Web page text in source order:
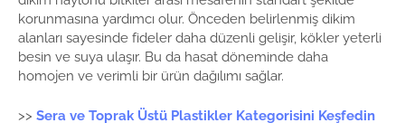
korunmasına yardımcı olur. Önceden belirlenmiş dikim
alanları sayesinde fideler daha düzenli gelişir, kökler yeterli
besin ve suya ulaşır. Bu da hasat döneminde daha
homojen ve verimli bir ürün dağılımı sağlar.
>> Sera ve Toprak Üstü Plastikler Kategorisini Keşfedin